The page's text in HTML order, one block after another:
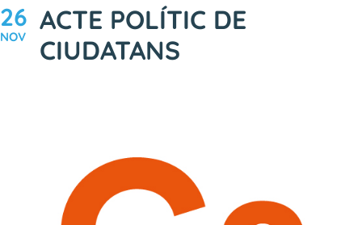
26
NOV
ACTE POLÍTIC DE
CIUDATANS